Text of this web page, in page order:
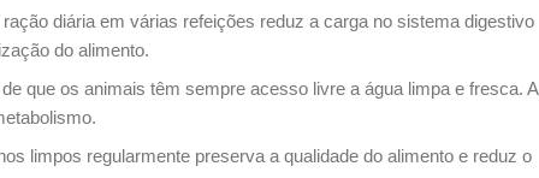
ração diária em várias refeições reduz a carga no sistema digestivo
do alimento.
que os animais têm sempre acesso livre a água limpa e fresca. A
limpos regularmente preserva a qualidade do alimento e reduz o